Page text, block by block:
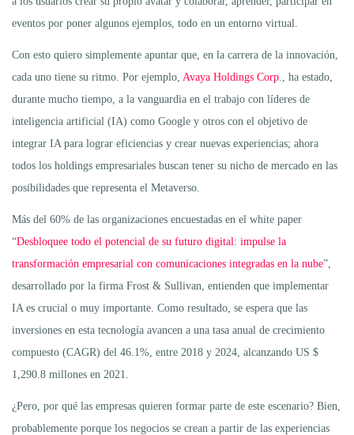
eventos por poner algunos ejemplos, todo en un entorno virtual.
Con esto quiero simplemente apuntar que, en la carrera de la innovación,
cada uno tiene su ritmo. Por ejemplo, Avaya Holdings Corp ., ha estado,
durante mucho tiempo, a la vanguardia en el trabajo con líderes de
inteligencia artificial (IA) como Google y otros con el objetivo de
integrar IA para lograr eficiencias y crear nuevas experiencias; ahora
todos los holdings empresariales buscan tener su nicho de mercado en las
posibilidades que representa el Metaverso.
Más del 60% de las organizaciones encuestadas en el white paper
“Desbloquee todo el potencial de su futuro digital: impulse la
transformación empresarial con comunicaciones integradas en la nube”,
desarrollado por la firma Frost & Sullivan, entienden que implementar
IA es crucial o muy importante. Como resultado, se espera que las
inversiones en esta tecnología avancen a una tasa anual de crecimiento
compuesto (CAGR) del 46.1%, entre 2018 y 2024, alcanzando US $
1,290.8 millones en 2021.
¿Pero, por qué las empresas quieren formar parte de este escenario? Bien,
probablemente porque los negocios se crean a partir de las experiencias